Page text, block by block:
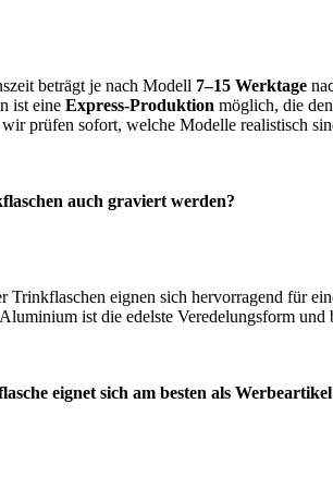
beträgt je nach Modell 7–15 Werktage
ist eine Express-Produktion möglich, die
prüfen sofort, welche Modelle realistisch
auch graviert werden?
Trinkflaschen eignen sich hervorragend für
ist die edelste Veredelungsform
eignet sich am besten als